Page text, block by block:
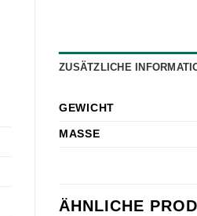
ZUSÄTZLICHE
GEWICHT
MASSE
ÄHNLICHE